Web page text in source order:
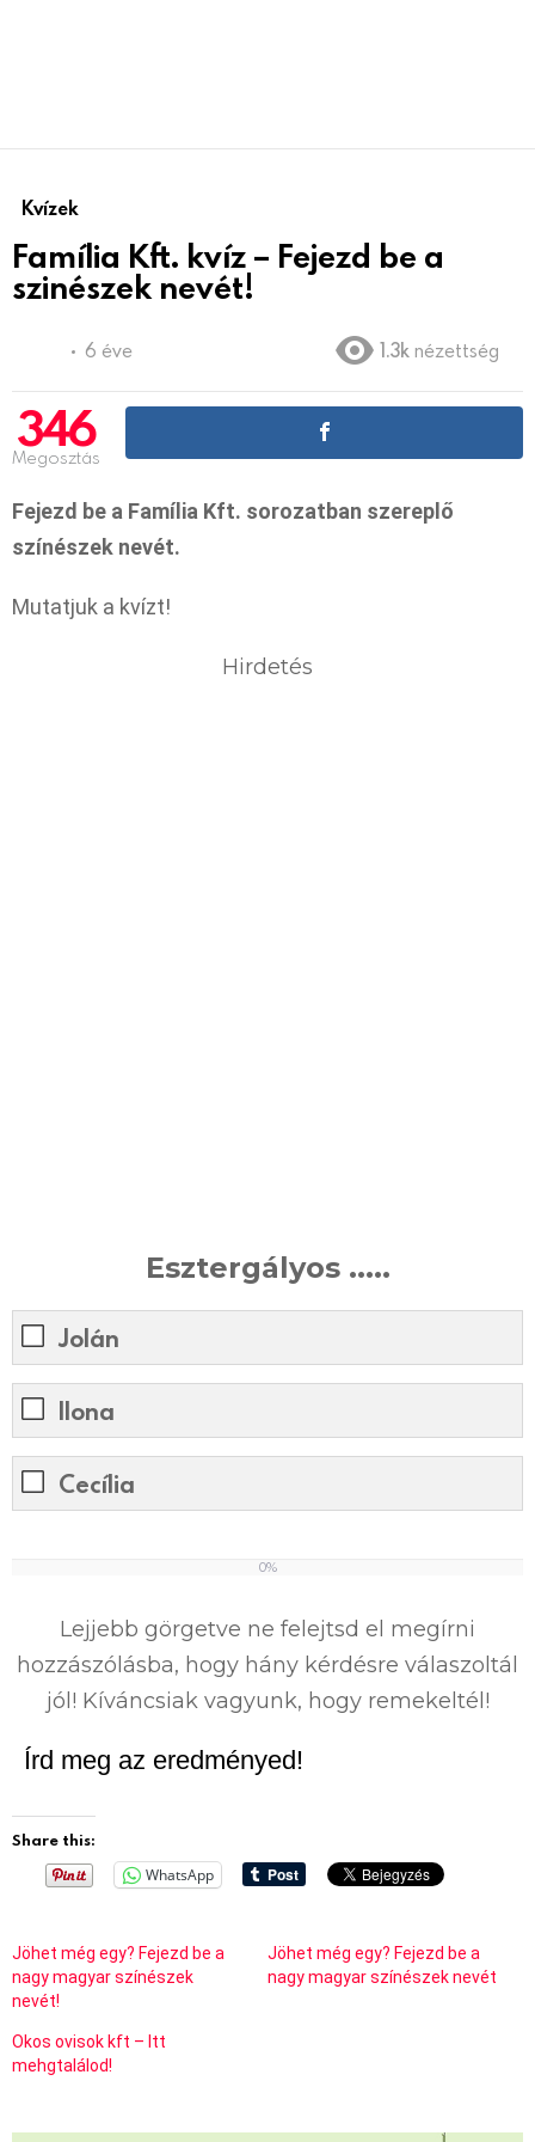
Kvízek
Família Kft. kvíz – Fejezd be a
szinészek nevét!
6 éve 1.3k nézettség
346
Megosztás
Fejezd be a Família Kft. sorozatban szereplő
színészek nevét.
Mutatjuk a kvízt!
Hirdetés
Esztergályos .....
Jolán
Ilona
Cecília
0%
Lejjebb görgetve ne felejtsd el megírni
hozzászólásba, hogy hány kérdésre válaszoltál
jól! Kíváncsiak vagyunk, hogy remekeltél!
Írd meg az eredményed!
Share this:
WhatsApp
Jöhet még egy? Fejezd be a
nagy magyar színészek
nevét!
Jöhet még egy? Fejezd be a
nagy magyar színészek nevét
Okos ovisok kft – Itt
mehgtalálod!